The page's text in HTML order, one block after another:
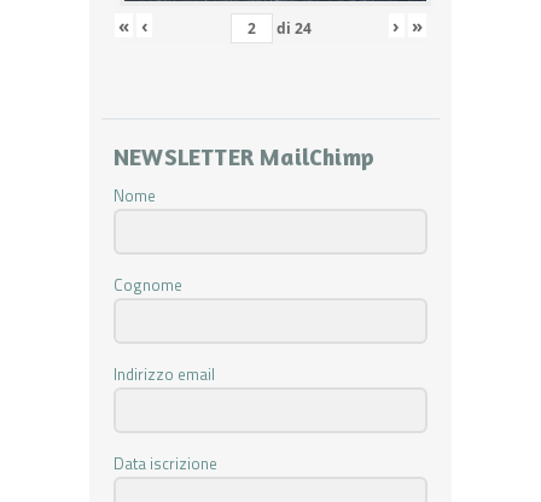
« ‹ di 24 › »
NEWSLETTER MailChimp
Nome
Cognome
Indirizzo email
Data iscrizione